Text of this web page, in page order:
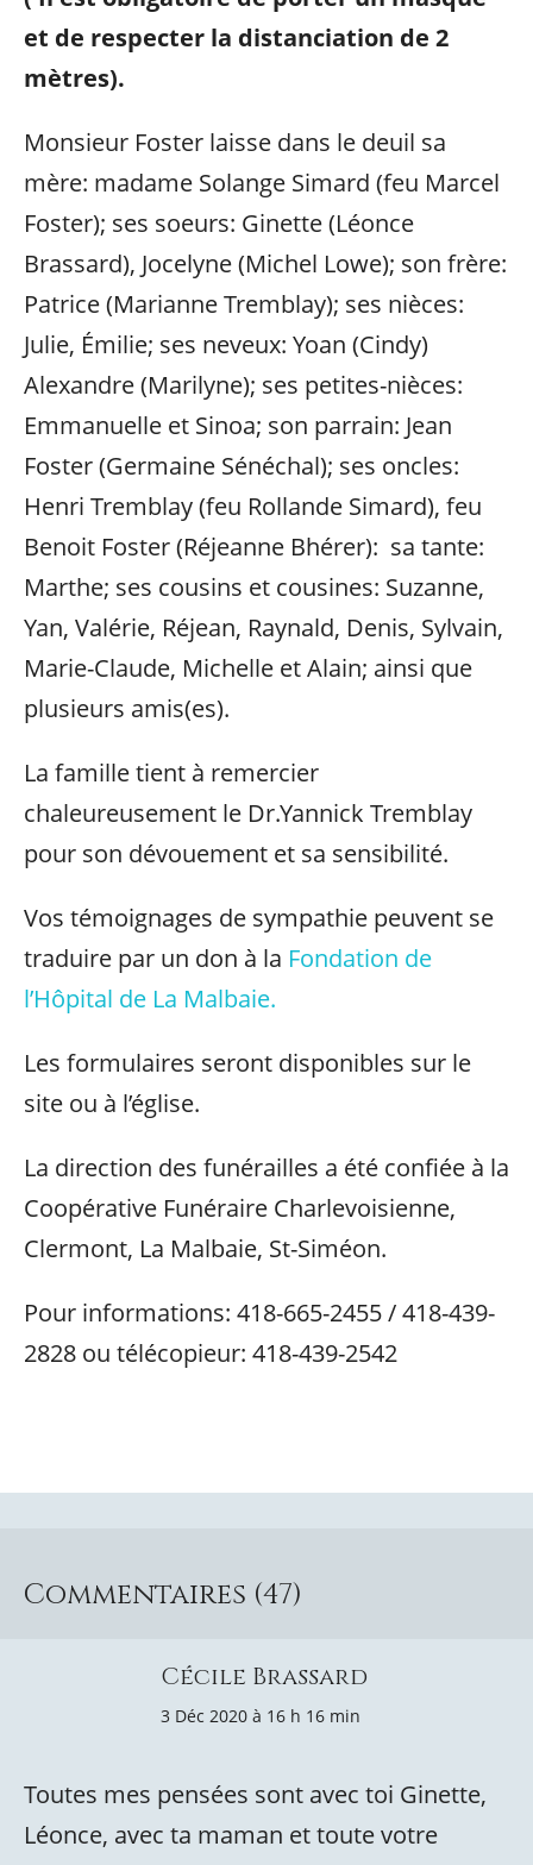
et de respecter la distanciation de 2
mètres).
Monsieur Foster laisse dans le deuil sa
mère: madame Solange Simard (feu Marcel
Foster); ses soeurs: Ginette (Léonce
Brassard), Jocelyne (Michel Lowe); son frère:
Patrice (Marianne Tremblay); ses nièces:
Julie, Émilie; ses neveux: Yoan (Cindy)
Alexandre (Marilyne); ses petites-nièces:
Emmanuelle et Sinoa; son parrain: Jean
Foster (Germaine Sénéchal); ses oncles:
Henri Tremblay (feu Rollande Simard), feu
Benoit Foster (Réjeanne Bhérer): sa tante:
Marthe; ses cousins et cousines: Suzanne,
Yan, Valérie, Réjean, Raynald, Denis, Sylvain,
Marie-Claude, Michelle et Alain; ainsi que
plusieurs amis(es).
La famille tient à remercier
chaleureusement le Dr.Yannick Tremblay
pour son dévouement et sa sensibilité.
Vos témoignages de sympathie peuvent se
traduire par un don à la Fondation de
l’Hôpital de La Malbaie.
Les formulaires seront disponibles sur le
site ou à l’église.
La direction des funérailles a été confiée à la
Coopérative Funéraire Charlevoisienne,
Clermont, La Malbaie, St-Siméon.
Pour informations: 418-665-2455 / 418-439-
2828 ou télécopieur: 418-439-2542
Commentaires (47)
Cécile Brassard
3 Déc 2020 à 16 h 16 min
Toutes mes pensées sont avec toi Ginette,
Léonce, avec ta maman et toute votre